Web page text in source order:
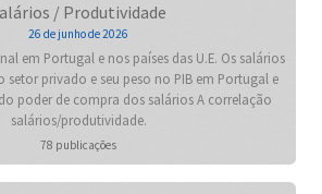
/ Produtividade
26 de junho de 2026
em Portugal e nos países das U.E. Os salários
setor privado e seu peso no PIB em Portugal e
poder de compra dos salários A correlação
salários/produtividade.
78 publicações